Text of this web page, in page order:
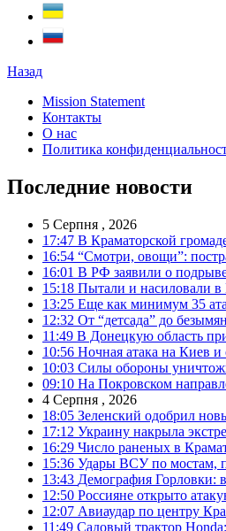
Назад
Mission Statement
Контакты
О нас
Политика
Последние новости
5 Серпня , 2026
17:47 В Краматорской
16:54 “Смотри, овощи”:
16:01 В РФ заявили о
15:18 Пытали и насиловали в
13:25 Еще как минимум 35
12:32 От “детсада” до
11:49 В Донецкую область
10:56 Ночная атака на Киев и
10:03 Силы обороны
09:10 На Покровском
4 Серпня , 2026
18:05 Зеленский одобрил
17:12 Украину накрыла
16:29 Число раненых в
15:36 Удары ВСУ по мостам,
13:43 Демография Горловки:
12:50 Россияне открыто
12:07 Авиаудар по центру
11:49 Садовый трактор